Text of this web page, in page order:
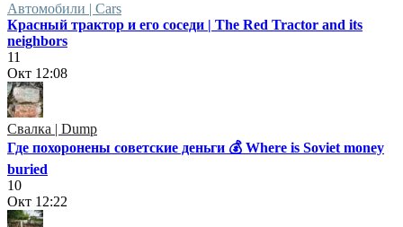
Автомобили | Cars
Красный трактор и его соседи | The Red Tractor and its
neighbors
11
Окт 12:08
Свалка | Dump
Где похоронены советские деньги 💰 Where is Soviet money
buried
10
Окт 12:22